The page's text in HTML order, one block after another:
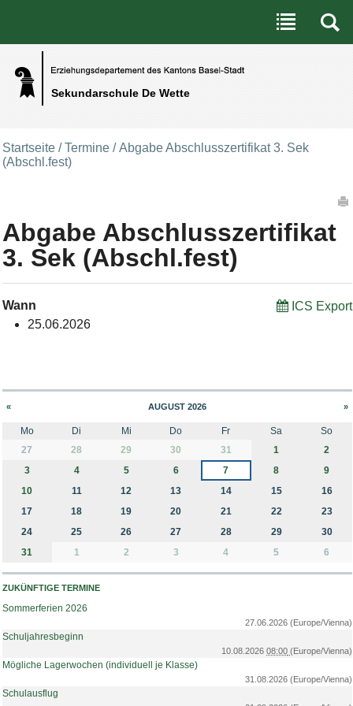
Sekundarschule De Wette
Benutzerspezifische Werkzeuge
Direkt zum Inhalt|Direkt zur Navigation
Startseite /Termine /Abgabe Abschlusszertifikat 3. Sek
(Abschl.fest)
Abgabe Abschlusszertifikat
3. Sek (Abschl.fest)
ICS Export
Wann
25.06.2026
« AUGUST 2026 »
month-8
Mo Di Mi Do Fr Sa
So
27
28 29 30 31 1
2
3
4 5 6 7 8
9
10
11 12 13 14 15
16
17
18 19 20 21 22
23
24
25 26 27 28 29
30
31
1 2 3 4 5 6
ZUKÜNFTIGE TERMINE
Sommerferien 2026
27.06.2026(Europe/Vienna)
Schuljahresbeginn
10.08.202608:00 (Europe/Vienna)
Mögliche Lagerwochen (individuell je Klasse)
31.08.2026(Europe/Vienna)
Schulausflug